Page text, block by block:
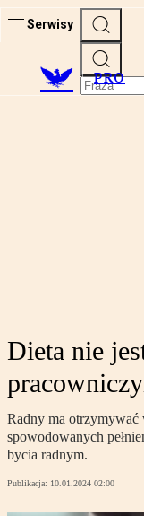
Serwisy
PRO
Dieta nie
Radny ma
spowodowanych
bycia radnym.
Publikacja: 10.01.2024 02:00